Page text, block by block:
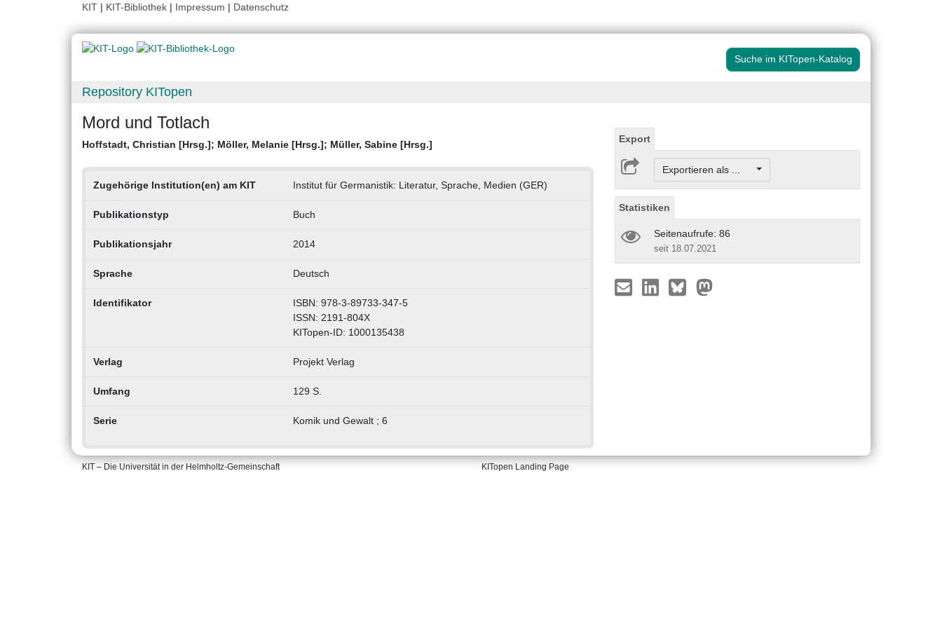
KIT | KIT-Bibliothek | Impressum | Datenschutz
Suche im KITopen-Katalog
Repository KITopen
Mord und Totlach
Hoffstadt, Christian [Hrsg.]; Möller, Melanie [Hrsg.]; Müller, Sabine [Hrsg.]
Zugehörige Institution(en) am KIT Institut für Germanistik: Literatur, Sprache, Medien (GER)
Publikationstyp Buch
Publikationsjahr 2014
Sprache Deutsch
Identifikator
ISBN: 978-3-89733-347-5
ISSN: 2191-804X
KITopen-ID: 1000135438
Verlag Projekt Verlag
Umfang 129 S.
Serie Komik und Gewalt ; 6
Export
Exportieren als ...
Statistiken
Seitenaufrufe: 86
seit 18.07.2021
KIT – Die Universität in der Helmholtz-Gemeinschaft KITopen Landing Page